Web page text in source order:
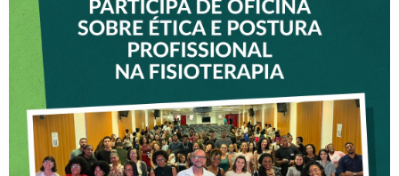
VICE-PRESIDENTE DO
CREFITO-7 PARTICIPA DE
OFICINA SOBRE ÉTICA E
POSTURA PROFISSIONAL
NA FISIOTERAPIA